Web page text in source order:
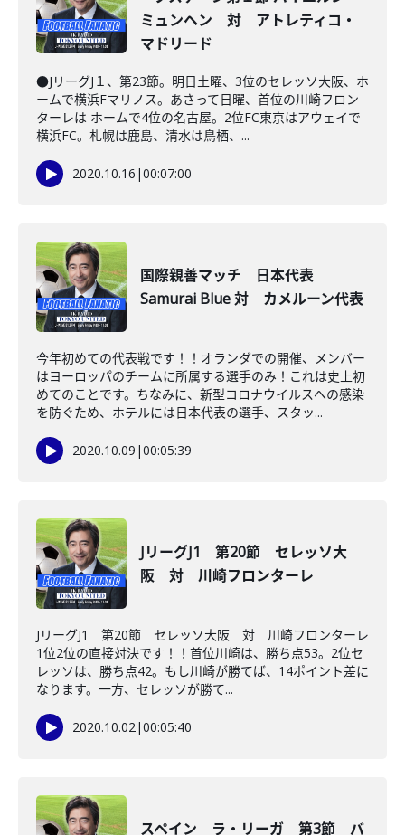
ミュンヘン 対 アトレティコ・
マドリード
●JリーグJ１、第23節。明日土曜、3位のセレッソ大阪、ホ
ームで横浜Fマリノス。あさって日曜、首位の川崎フロン
ターレは ホームで4位の名古屋。2位FC東京はアウェイで
横浜FC。札幌は鹿島、清水は鳥栖、...
2020.10.16 |00:07:00
国際親善マッチ 日本代表
Samurai Blue 対 カメルーン代表
今年初めての代表戦です！！オランダでの開催、メンバー
はヨーロッパのチームに所属する選手のみ！これは史上初
めてのことです。ちなみに、新型コロナウイルスへの感染
を防ぐため、ホテルには日本代表の選手、スタッ...
2020.10.09 |00:05:39
JリーグJ1 第20節 セレッソ大
阪 対 川崎フロンターレ
JリーグJ1 第20節 セレッソ大阪 対 川崎フロンターレ
1位2位の直接対決です！！首位川崎は、勝ち点53。2位セ
レッソは、勝ち点42。もし川崎が勝てば、14ポイント差に
なります。一方、セレッソが勝て...
2020.10.02|00:05:40
スペイン ラ・リーガ 第3節 バ